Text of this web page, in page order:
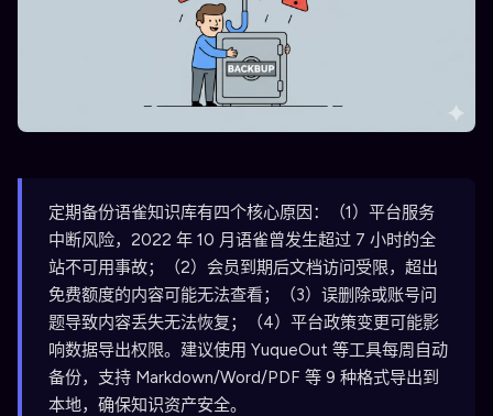
定期备份语雀知识库有四个核心原因：（1）平台服务
中断风险，2022 年 10 月语雀曾发生超过 7 小时的全
站不可用事故；（2）会员到期后文档访问受限，超出
免费额度的内容可能无法查看；（3）误删除或账号问
题导致内容丢失无法恢复；（4）平台政策变更可能影
响数据导出权限。建议使用 YuqueOut 等工具每周自动
备份，支持 Markdown/Word/PDF 等 9 种格式导出到
本地，确保知识资产安全。